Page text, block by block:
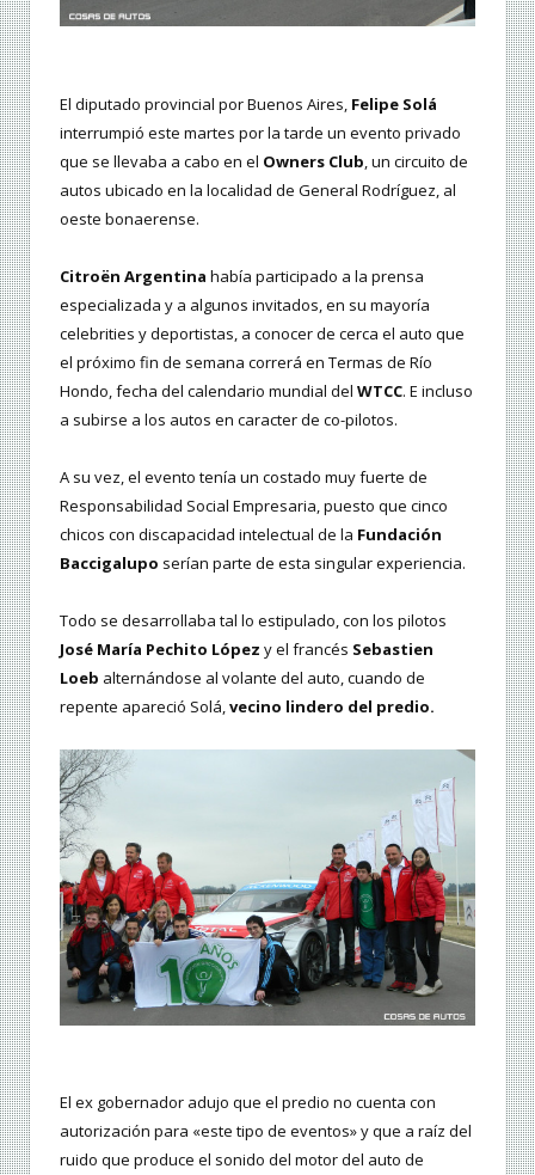
El diputado provincial por Buenos Aires, Felipe Solá
interrumpió este martes por la tarde un evento privado
que se llevaba a cabo en el Owners Club , un circuito de
autos ubicado en la localidad de General Rodríguez, al
oeste bonaerense.
Citroën Argentina había participado a la prensa
especializada y a algunos invitados, en su mayoría
celebrities y deportistas, a conocer de cerca el auto que
el próximo fin de semana correrá en Termas de Río
Hondo, fecha del calendario mundial del WTCC. E incluso
a subirse a los autos en caracter de co-pilotos.
A su vez, el evento tenía un costado muy fuerte de
Responsabilidad Social Empresaria, puesto que cinco
chicos con discapacidad intelectual de la Fundación
Baccigalupo serían parte de esta singular experiencia.
Todo se desarrollaba tal lo estipulado, con los pilotos
José María Pechito López y el francés Sebastien
Loeb alternándose al volante del auto, cuando de
repente apareció Solá,vecino lindero del predio.
El ex gobernador adujo que el predio no cuenta con
autorización para «este tipo de eventos» y que a raíz del
ruido que produce el sonido del motor del auto de